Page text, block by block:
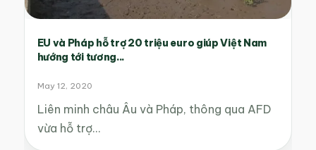
EU và Pháp hỗ trợ 20 triệu euro giúp Việt Nam
hướng tới tương...
May 12, 2020
Liên minh châu Âu và Pháp, thông qua AFD
vừa hỗ trợ…